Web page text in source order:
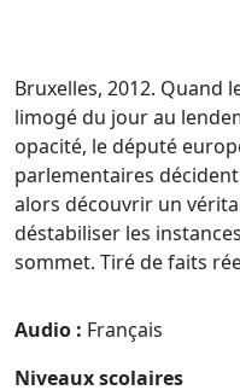
Bruxelles, 2012. Quand
limogé du jour au
opacité, le député
parlementaires
alors découvrir un
déstabiliser les
sommet. Tiré de faits
Audio : Français
Niveaux scolaires